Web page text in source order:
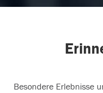
Besondere Erlebnisse